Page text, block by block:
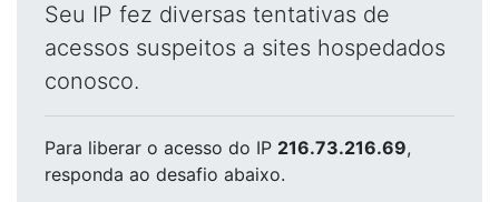
Seu IP fez diversas tentativas de
acessos suspeitos a sites hospedados
conosco.
Para liberar o acesso do IP 216.73.216.69,
responda ao desafio abaixo.